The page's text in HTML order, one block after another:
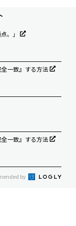
〟」
一致』する方法
一致』する方法
by